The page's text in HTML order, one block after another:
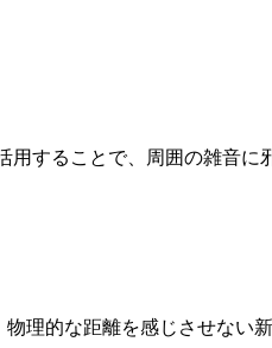
することで、周囲の雑音に
理的な距離を感じさせない